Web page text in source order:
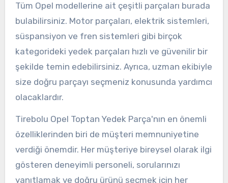
Tüm Opel modellerine ait çeşitli parçaları burada
bulabilirsiniz. Motor parçaları, elektrik sistemleri,
süspansiyon ve fren sistemleri gibi birçok
kategorideki yedek parçaları hızlı ve güvenilir bir
şekilde temin edebilirsiniz. Ayrıca, uzman ekibiyle
size doğru parçayı seçmeniz konusunda yardımcı
olacaklardır.
Tirebolu Opel Toptan Yedek Parça'nın en önemli
özelliklerinden biri de müşteri memnuniyetine
verdiği önemdir. Her müşteriye bireysel olarak ilgi
gösteren deneyimli personeli, sorularınızı
yanıtlamak ve doğru ürünü seçmek için her